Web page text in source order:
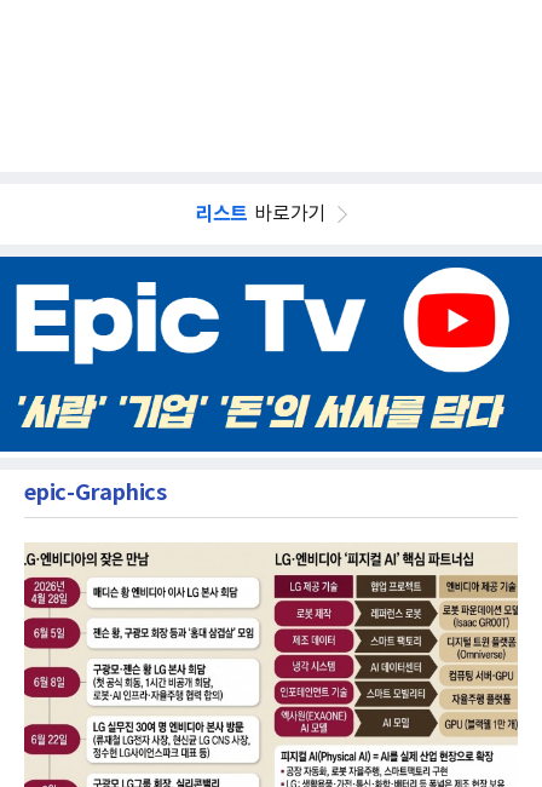
리스트 바로가기
epic-Graphics